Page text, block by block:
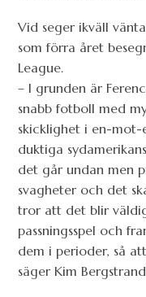
Vid seger ikväll
som förra året
League.
– I grunden är
snabb fotboll med
skicklighet i en-mot-
duktiga
det går undan men
svagheter och det
tror att det blir
passningsspel och
dem i perioder, så
säger Kim